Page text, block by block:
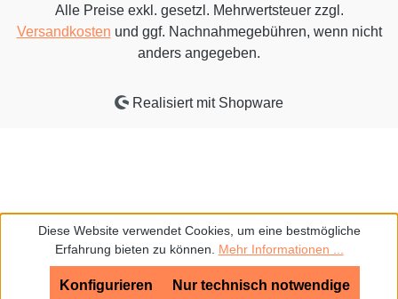
Alle Preise exkl. gesetzl. Mehrwertsteuer zzgl.
Versandkosten und ggf. Nachnahmegebühren, wenn nicht
anders angegeben.
Realisiert mit Shopware
Diese Website verwendet Cookies, um eine bestmögliche
Erfahrung bieten zu können. Mehr Informationen ...
Nur technisch notwendige
Konfigurieren